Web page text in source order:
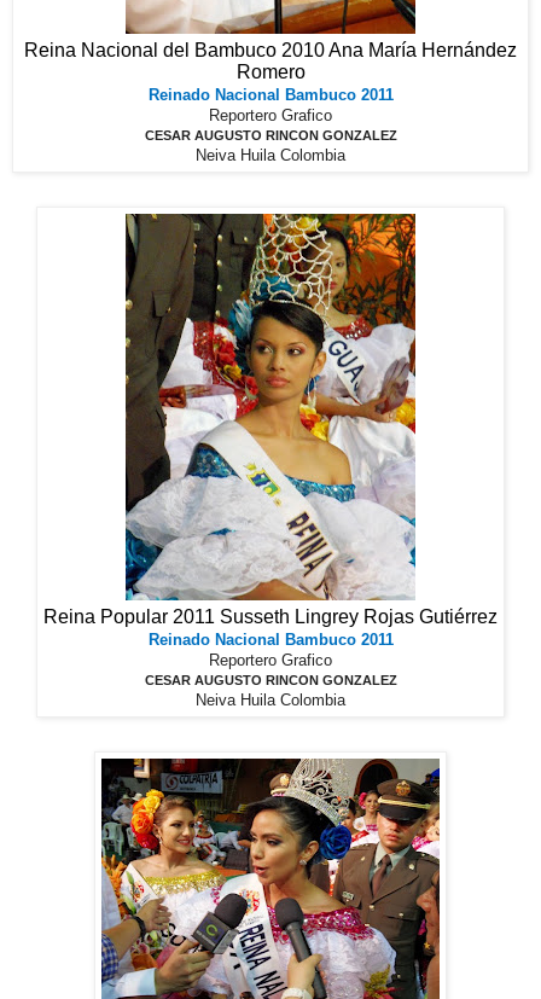
Reina Nacional del Bambuco 2010 Ana María Hernández
Romero
Reinado Nacional Bambuco 2011
Reportero Grafico
CESAR AUGUSTO RINCON GONZALEZ
Neiva Huila Colombia
Reina Popular 2011 Susseth Lingrey Rojas Gutiérrez
Reinado Nacional Bambuco 2011
Reportero Grafico
CESAR AUGUSTO RINCON GONZALEZ
Neiva Huila Colombia